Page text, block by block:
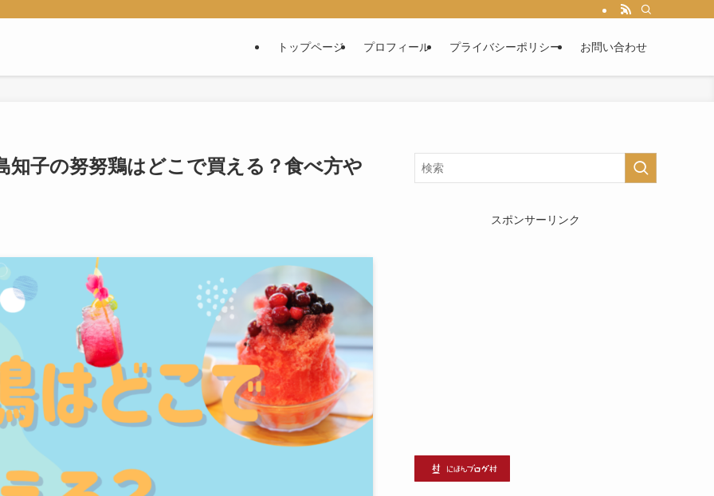
トップページ プロフィール プライバシーポリシー お問い合わせ
知子の努努鶏はどこで買える？食べ方や
スポンサーリンク